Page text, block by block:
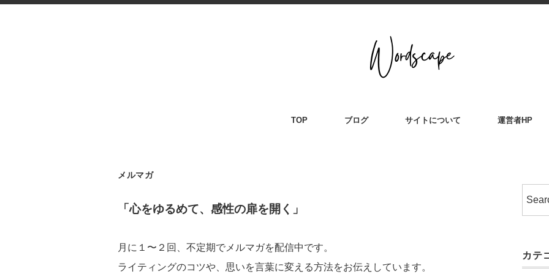
TOP ブログ サイトについて 運営者HP
メルマガ
「心をゆるめて、感性の扉を開く」
月に１〜２回、不定期でメルマガを配信中です。
ライティングのコツや、思いを言葉に変える方法をお伝えしています。
カテ